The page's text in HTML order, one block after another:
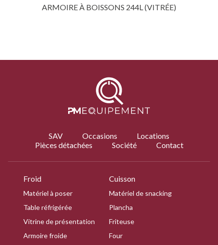
ARMOIRE À BOISSONS 244L (VITRÉE)
SAV Occasions
Locations
Pièces détachées
Société Contact
Froid
Matériel à poser
Table réfrigérée
Vitrine de présentation
Armoire froide
Cuisson
Matériel de snacking
Plancha
Friteuse
Four